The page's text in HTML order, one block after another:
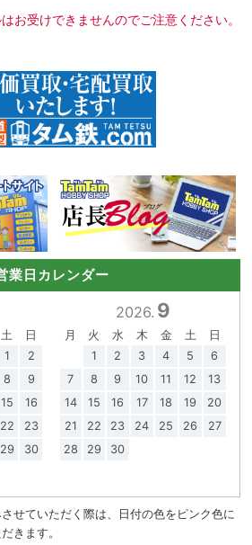
お受けできませんのでご注意ください。
業日カレンダー
土
日
1
2
8
9
15
16
22
23
29
30
2026. 9
月 火 水 木 金 土
日
1
2 3 4 5
6
7
8 9 10 11 12
13
14
15 16 17 18 19
20
21
22 23 24 25 26
27
28
29 30
せていただく際は、日付の色をピンク色に
きます。